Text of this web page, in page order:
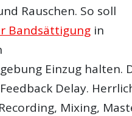
Rauschen. So soll
Bandsättigung in
Einzug halten.
Delay.
Mixing,